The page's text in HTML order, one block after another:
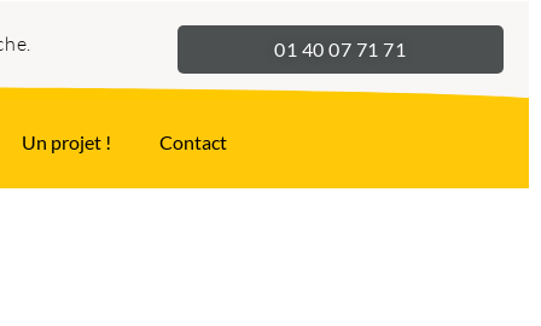
01 40 07 71 71
Un projet ! Contact